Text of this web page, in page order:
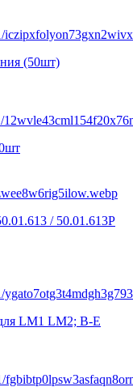
(50шт)
/ 50.01.613P
LM1 LM2; B-E